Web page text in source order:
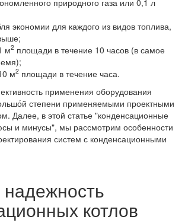
экономии для каждого из видов топлива,
м2 площади в течение 10 часов (в самое
м2 площади в течение часа.
применения оборудования
степени применяемыми проектными
Далее, в этой статье "конденсационные
и минусы", мы рассмотрим особенности
систем с конденсационными
котлов